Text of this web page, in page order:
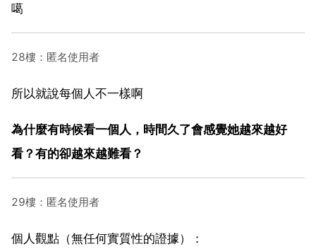
噶
28樓：匿名使用者
所以就說每個人不一樣啊
為什麼有時候看一個人，時間久了會感覺她越來越好
看？有的卻越來越難看？
29樓：匿名使用者
個人觀點（無任何實質性的證據）：